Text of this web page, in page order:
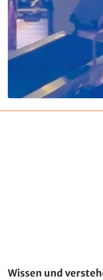
Wissen und